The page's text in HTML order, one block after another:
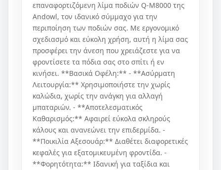
επαναφορτιζόμενη λίμα ποδιών Q-M8000 της
Andowl, τον ιδανικό σύμμαχο για την
περιποίηση των ποδιών σας. Με εργονομικό
σχεδιασμό και εύκολη χρήση, αυτή η λίμα σας
προσφέρει την άνεση που χρειάζεστε για να
φροντίσετε τα πόδια σας στο σπίτι ή εν
κινήσει. **Βασικά Οφέλη:** - **Ασύρματη
Λειτουργία:** Χρησιμοποιήστε την χωρίς
καλώδια, χωρίς την ανάγκη για αλλαγή
μπαταριών. - **Αποτελεσματικός
Καθαρισμός:** Αφαιρεί εύκολα σκληρούς
κάλους και ανανεώνει την επιδερμίδα. -
**Ποικιλία Αξεσουάρ:** Διαθέτει διαφορετικές
κεφαλές για εξατομικευμένη φροντίδα. -
**Φορητότητα:** Ιδανική για ταξίδια και